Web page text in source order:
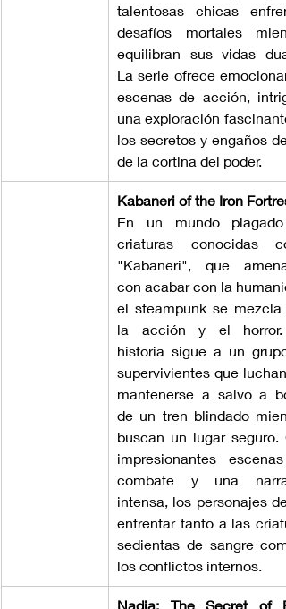
talentosas chicas
desafíos mortales
equilibran sus vidas
La serie ofrece
escenas de acción,
una exploración
los secretos y engaños
de la cortina del poder.
Kabaneri of the Iron
En un mundo plagado
criaturas conocidas
"Kabaneri", que
con acabar con la
el steampunk se mezcla
la acción y el horror.
historia sigue a un grupo
supervivientes que luchan
mantenerse a salvo a
de un tren blindado
buscan un lugar seguro.
impresionantes escenas
combate y una
intensa, los personajes
enfrentar tanto a las
sedientas de sangre
los conflictos internos.
Nadia: The Secret of